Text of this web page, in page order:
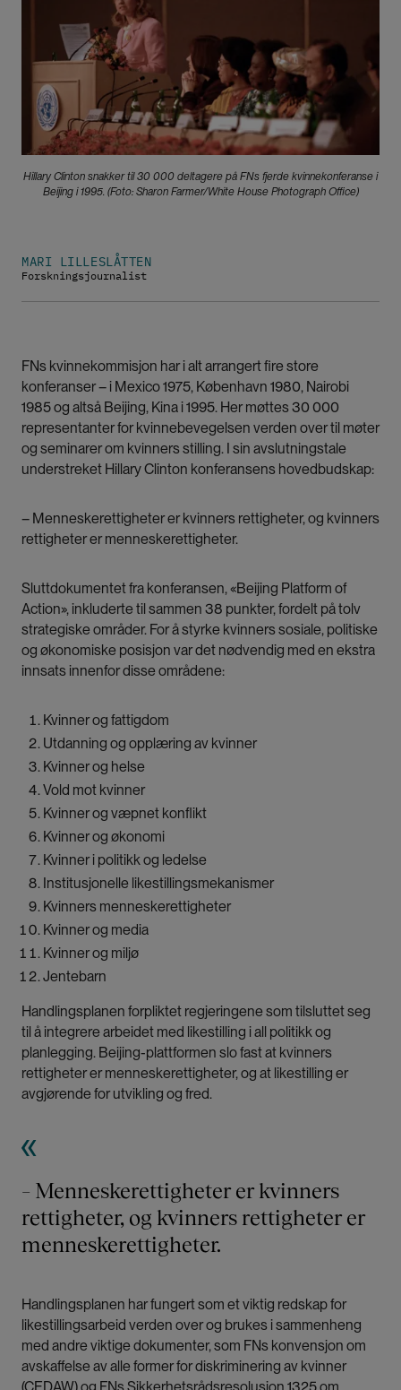
Hillary Clinton snakker til 30 000 deltagere på FNs fjerde kvinnekonferanse i
Beijing i 1995. (Foto: Sharon Farmer/White House Photograph Office)
MARI LILLESLÅTTEN
Forskningsjournalist
FNs kvinnekommisjon har i alt arrangert fire store
konferanser – i Mexico 1975, København 1980, Nairobi
1985 og altså Beijing, Kina i 1995. Her møttes 30 000
representanter for kvinnebevegelsen verden over til møter
og seminarer om kvinners stilling. I sin avslutningstale
understreket Hillary Clinton konferansens hovedbudskap:
– Menneskerettigheter er kvinners rettigheter, og kvinners
rettigheter er menneskerettigheter.
Sluttdokumentet fra konferansen, «Beijing Platform of
Action», inkluderte til sammen 38 punkter, fordelt på tolv
strategiske områder. For å styrke kvinners sosiale, politiske
og økonomiske posisjon var det nødvendig med en ekstra
innsats innenfor disse områdene:
Kvinner og fattigdom
Utdanning og opplæring av kvinner
Kvinner og helse
Vold mot kvinner
Kvinner og væpnet konflikt
Kvinner og økonomi
Kvinner i politikk og ledelse
Institusjonelle likestillingsmekanismer
Kvinners menneskerettigheter
Kvinner og media
Kvinner og miljø
Jentebarn
Handlingsplanen forpliktet regjeringene som tilsluttet seg
til å integrere arbeidet med likestilling i all politikk og
planlegging. Beijing-plattformen slo fast at kvinners
rettigheter er menneskerettigheter, og at likestilling er
avgjørende for utvikling og fred.
– Menneskerettigheter er kvinners
rettigheter, og kvinners rettigheter er
menneskerettigheter.
Handlingsplanen har fungert som et viktig redskap for
likestillingsarbeid verden over og brukes i sammenheng
med andre viktige dokumenter, som FNs konvensjon om
avskaffelse av alle former for diskriminering av kvinner